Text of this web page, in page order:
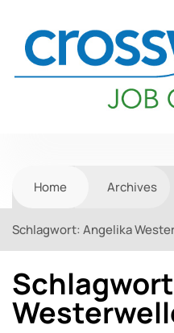
Home Archives
Schlagwort: Angelika